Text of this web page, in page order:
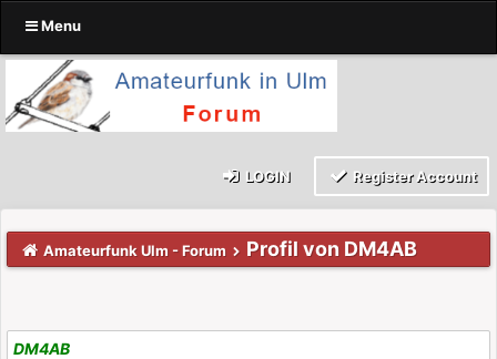
Menu
LOGIN Register Account
Amateurfunk Ulm - Forum Profil von DM4AB
DM4AB